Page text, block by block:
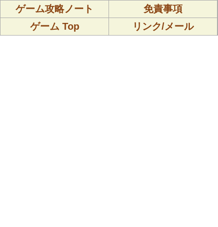
ゲーム攻略ノート
免責事項
ゲーム Top
リンク/メール